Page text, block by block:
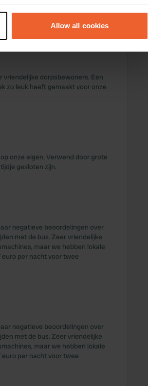
to within several meters
in the
and to analyse our traffic. We also share
partners who may combine it with
use of their services.
Allow all cookies
vriendelijke dorpsbewoners. Een
zo leuk heeft gemaakt voor onze
onze eigen. Verwend door grote
gesloten zijn.
negatieve beoordelingen over
met de bus. Zeer vriendelijke
maar we hebben lokale
per nacht voor twee
negatieve beoordelingen over
met de bus. Zeer vriendelijke
maar we hebben lokale
per nacht voor twee